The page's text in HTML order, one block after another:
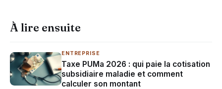
À lire ensuite
ENTREPRISE
Taxe PUMa 2026 : qui paie la cotisation
subsidiaire maladie et comment
calculer son montant